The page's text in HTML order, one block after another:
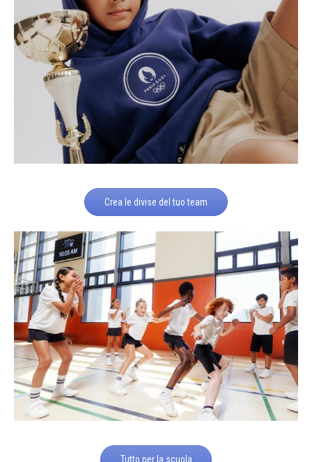
Crea le divise del tuo team
Tutto per la scuola